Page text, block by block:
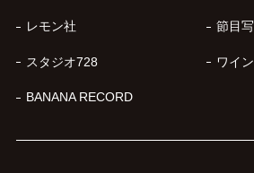
レモン社 節目
スタジオ728 ワイ
BANANA RECORD